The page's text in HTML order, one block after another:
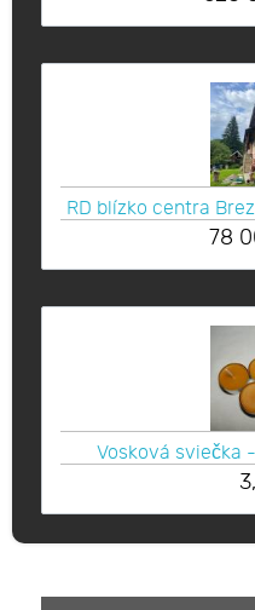
RD blízko centra
78
Vosková sviečka